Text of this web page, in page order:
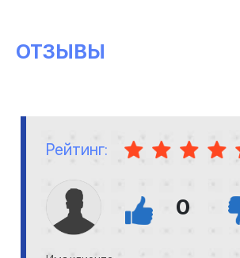
ОТЗЫВЫ
Рейтинг:
0